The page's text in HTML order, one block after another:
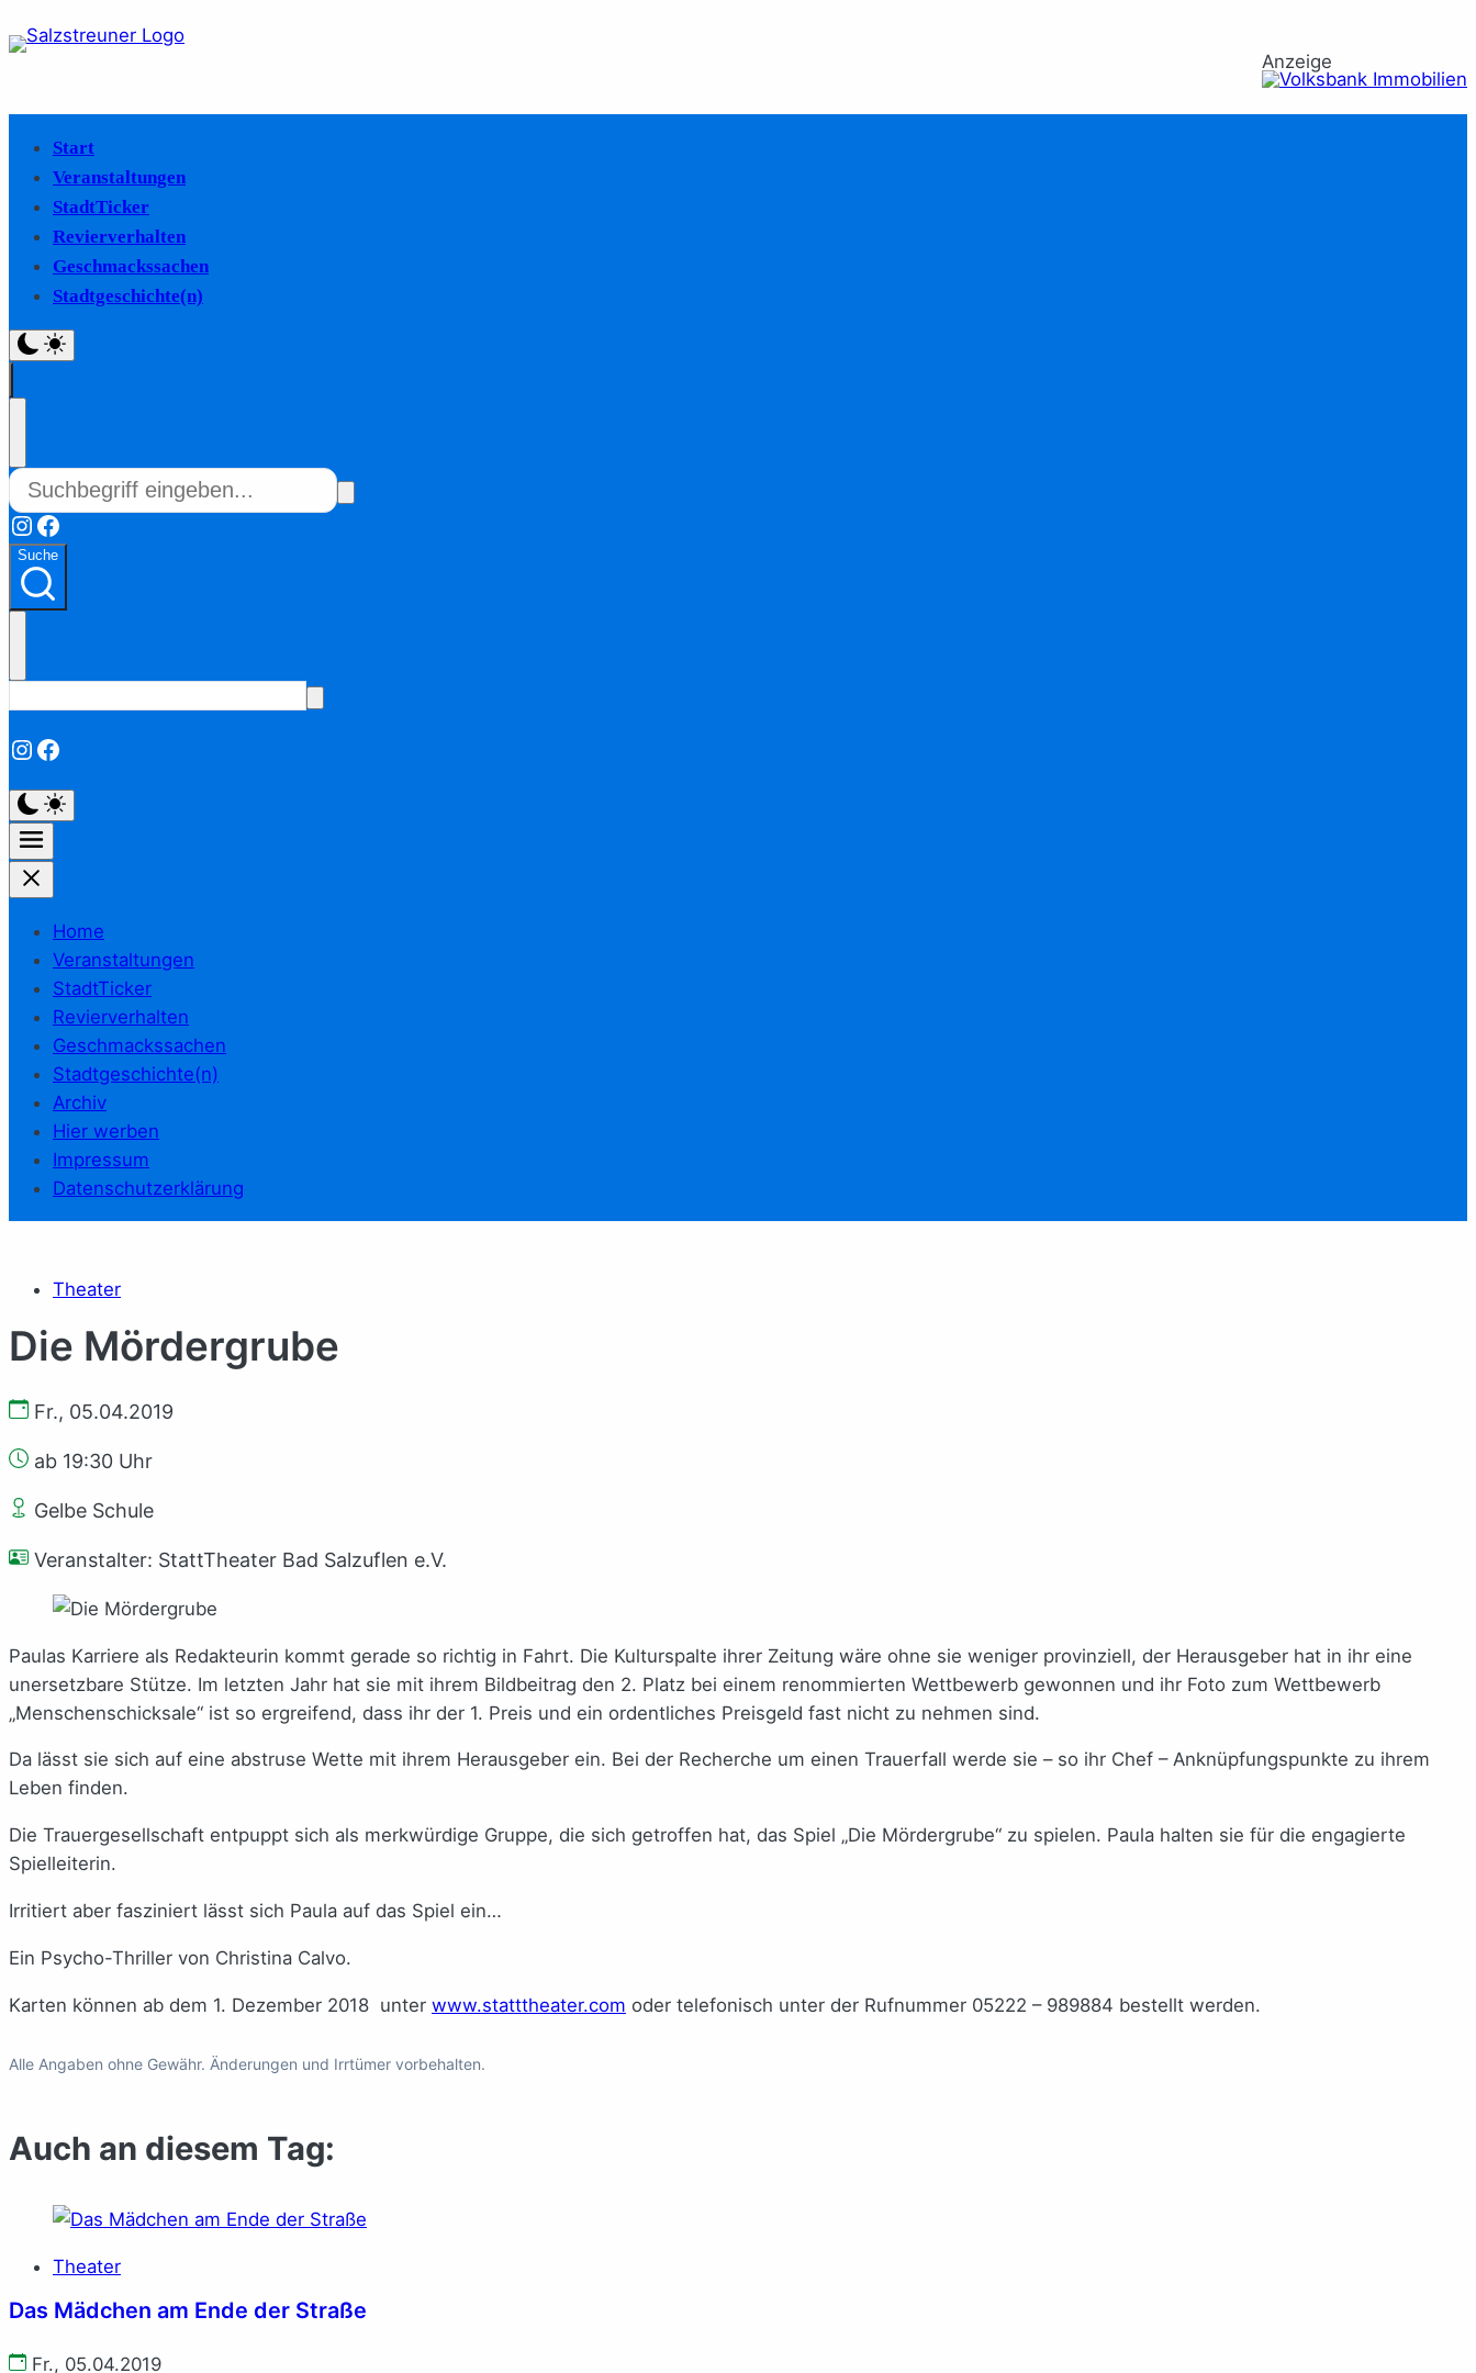
Anzeige
Start
Veranstaltungen
StadtTicker
Revierverhalten
Geschmackssachen
Stadtgeschichte(n)
Instagram
Facebook
Suche
Instagram
Facebook
Home
Veranstaltungen
StadtTicker
Revierverhalten
Geschmackssachen
Stadtgeschichte(n)
Archiv
Hier werben
Impressum
Datenschutzerklärung
Theater
Die Mördergrube
Fr., 05.04.2019
ab 19:30 Uhr
Gelbe Schule
Veranstalter: StattTheater Bad Salzuflen e.V.
Paulas Karriere als Redakteurin kommt gerade so richtig in Fahrt. Die Kulturspalte ihrer Zeitung wäre ohne sie weniger provinziell, der Herausgeber hat in ihr eine
unersetzbare Stütze. Im letzten Jahr hat sie mit ihrem Bildbeitrag den 2. Platz bei einem renommierten Wettbewerb gewonnen und ihr Foto zum Wettbewerb
„Menschenschicksale“ ist so ergreifend, dass ihr der 1. Preis und ein ordentliches Preisgeld fast nicht zu nehmen sind.
Da lässt sie sich auf eine abstruse Wette mit ihrem Herausgeber ein. Bei der Recherche um einen Trauerfall werde sie – so ihr Chef – Anknüpfungspunkte zu ihrem
Leben finden.
Die Trauergesellschaft entpuppt sich als merkwürdige Gruppe, die sich getroffen hat, das Spiel „Die Mördergrube“ zu spielen. Paula halten sie für die engagierte
Spielleiterin.
Irritiert aber fasziniert lässt sich Paula auf das Spiel ein…
Ein Psycho-Thriller von Christina Calvo.
Karten können ab dem 1. Dezember 2018 unter www.statttheater.com oder telefonisch unter der Rufnummer 05222 – 989884 bestellt werden.
Alle Angaben ohne Gewähr. Änderungen und Irrtümer vorbehalten.
Auch an diesem Tag:
Theater
Das Mädchen am Ende der Straße
Fr., 05.04.2019